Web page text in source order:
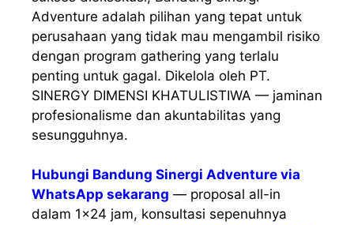
Adventure adalah pilihan yang tepat untuk
perusahaan yang tidak mau mengambil risiko
dengan program gathering yang terlalu
penting untuk gagal. Dikelola oleh PT.
SINERGY DIMENSI KHATULISTIWA — jaminan
profesionalisme dan akuntabilitas yang
sesungguhnya.
Hubungi Bandung Sinergi Adventure via
WhatsApp sekarang — proposal all-in
dalam 1×24 jam, konsultasi sepenuhnya